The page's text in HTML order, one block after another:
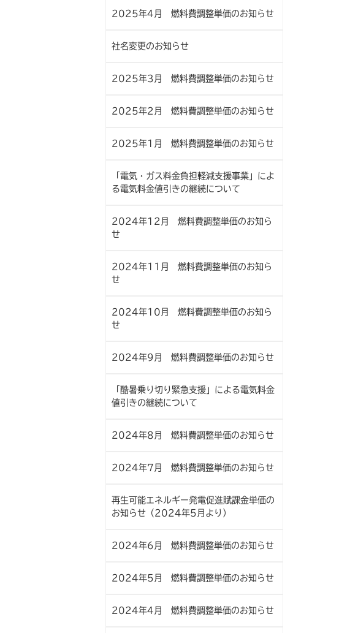
2025年4月 燃料費調整単価のお知らせ
社名変更のお知らせ
2025年3月 燃料費調整単価のお知らせ
2025年2月 燃料費調整単価のお知らせ
2025年1月 燃料費調整単価のお知らせ
「電気・ガス料金負担軽減支援事業」によ
る電気料金値引きの継続について
2024年12月 燃料費調整単価のお知ら
せ
2024年11月 燃料費調整単価のお知ら
せ
2024年10月 燃料費調整単価のお知ら
せ
2024年9月 燃料費調整単価のお知らせ
「酷暑乗り切り緊急支援」による電気料金
値引きの継続について
2024年8月 燃料費調整単価のお知らせ
2024年7月 燃料費調整単価のお知らせ
再生可能エネルギー発電促進賦課金単価の
お知らせ（2024年5月より）
2024年6月 燃料費調整単価のお知らせ
2024年5月 燃料費調整単価のお知らせ
2024年4月 燃料費調整単価のお知らせ